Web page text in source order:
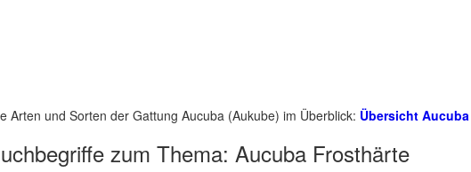
Arten und Sorten der Gattung Aucuba (Aukube) im Überblick: Übersicht
zum Thema: Aucuba Frosthärte